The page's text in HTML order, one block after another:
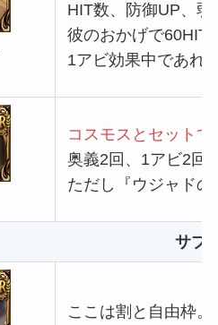
HIT数、防御UP、
彼のおかげで60HIT
1アビ効果中であれ
コスモスとセットで
奥義2回、1アビ2回
ただし『ウジャド
サブ
ここは割と自由枠。